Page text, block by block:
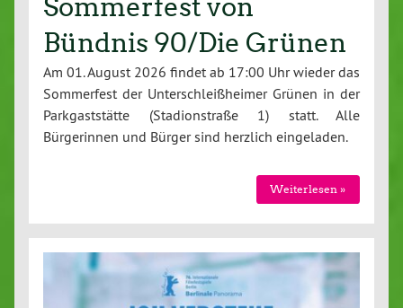
Sommerfest von
Bündnis 90/Die Grünen
Am 01. August 2026 findet ab 17:00 Uhr wieder das
Sommerfest der Unterschleißheimer Grünen in der
Parkgaststätte (Stadionstraße 1) statt. Alle
Bürgerinnen und Bürger sind herzlich eingeladen.
Weiterlesen »